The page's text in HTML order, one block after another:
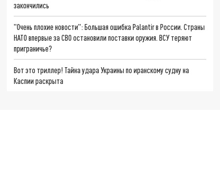
закончились
"Очень плохие новости": Большая ошибка Palantir в России. Страны
НАТО впервые за СВО остановили поставки оружия. ВСУ теряют
приграничье?
Вот это триллер! Тайна удара Украины по иранскому судну на
Каспии раскрыта